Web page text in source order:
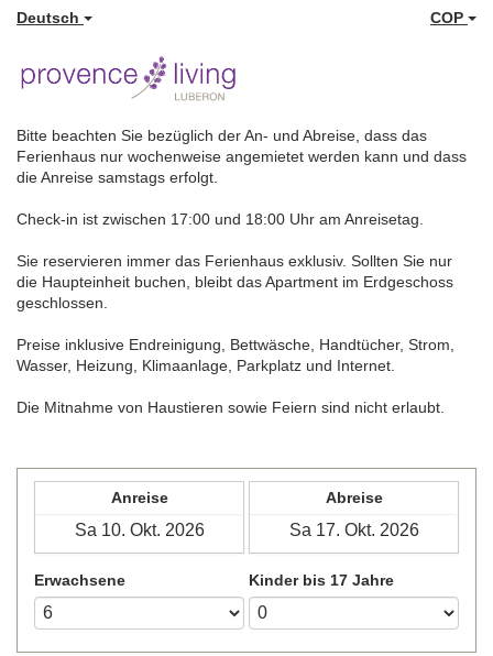
Deutsch COP
Bitte beachten Sie bezüglich der An- und Abreise, dass das
Ferienhaus nur wochenweise angemietet werden kann und dass
die Anreise samstags erfolgt.
Check-in ist zwischen 17:00 und 18:00 Uhr am Anreisetag.
Sie reservieren immer das Ferienhaus exklusiv. Sollten Sie nur
die Haupteinheit buchen, bleibt das Apartment im Erdgeschoss
geschlossen.
Preise inklusive Endreinigung, Bettwäsche, Handtücher, Strom,
Wasser, Heizung, Klimaanlage, Parkplatz und Internet.
Die Mitnahme von Haustieren sowie Feiern sind nicht erlaubt.
Anreise Abreise
Erwachsene Kinder bis 17 Jahre